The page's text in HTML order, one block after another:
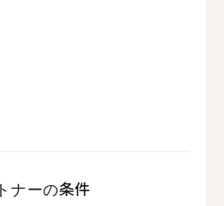
ナーの条件